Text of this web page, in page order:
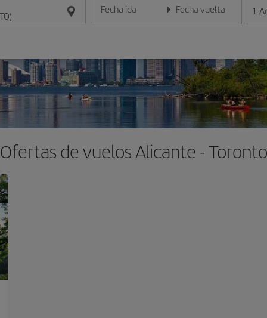
Fecha ida
Introduce la fecha en formato día/mes/año
Fecha vuelta
Introduce la fecha en 1
Ofertas de vuelos Alicante - Toronto